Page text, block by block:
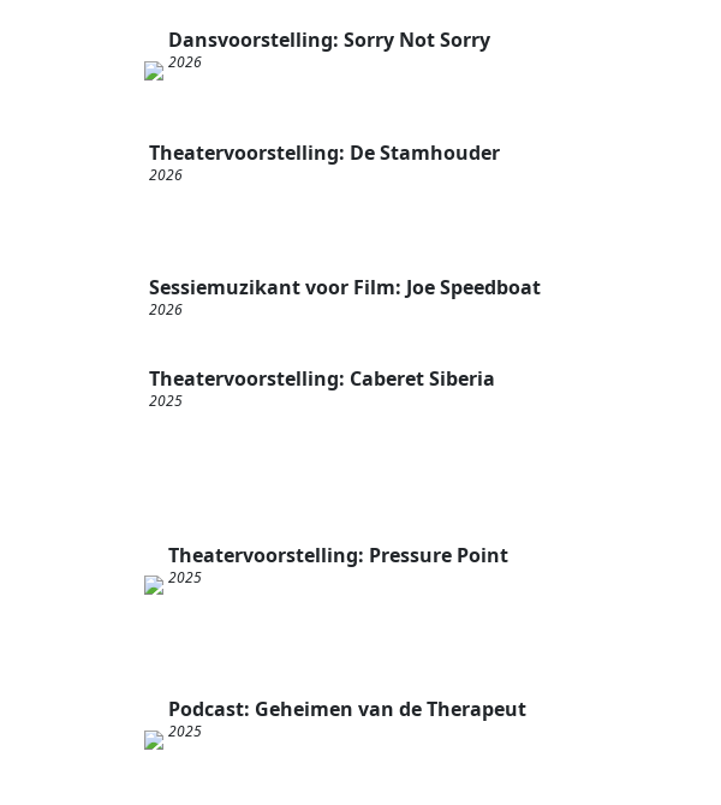
Dansvoorstelling: Sorry Not Sorry
2026
Theatervoorstelling: De Stamhouder
2026
Sessiemuzikant voor Film: Joe Speedboat
2026
Theatervoorstelling: Caberet Siberia
2025
Theatervoorstelling: Pressure Point
2025
Podcast: Geheimen van de Therapeut
2025